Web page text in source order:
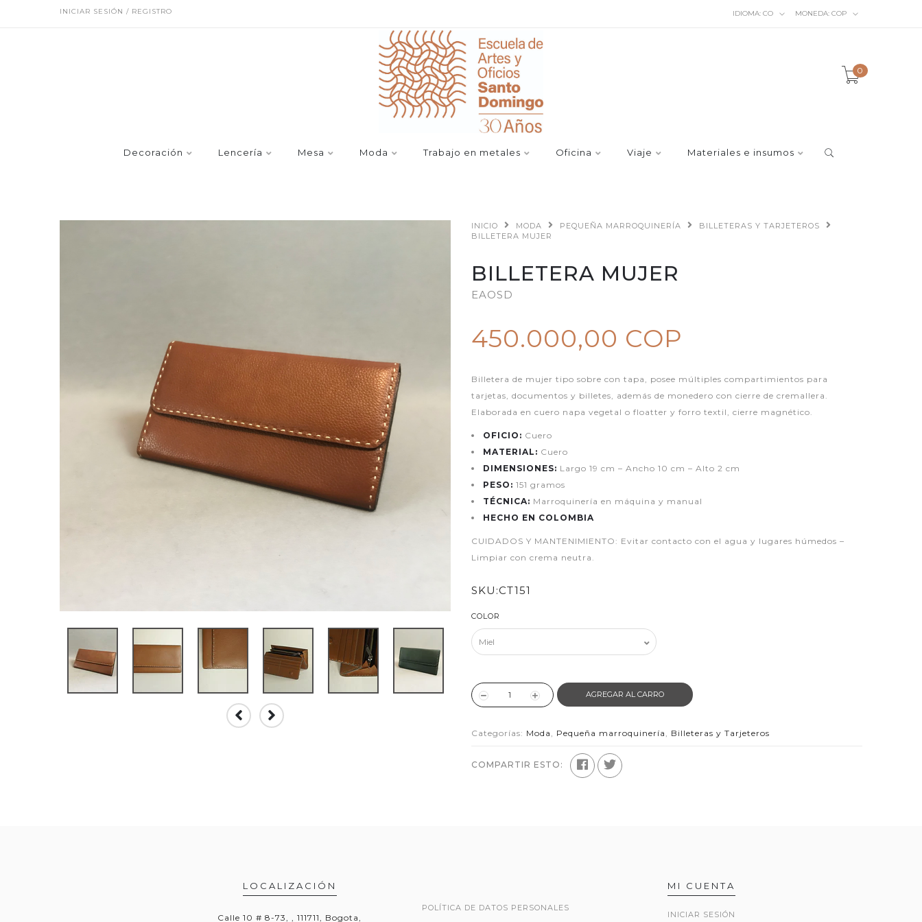
INICIAR SESIÓN / REGISTRO IDIOMA: CO MONEDA: COP
0
Decoración Lencería Mesa Moda Trabajo en metales Oficina Viaje Materiales e insumos
INICIO MODA PEQUEÑA MARROQUINERÍA
BILLETERAS Y TARJETEROS
BILLETERA MUJER
BILLETERA MUJER
EAOSD
450.000,00 COP
Billetera de mujer tipo sobre con tapa, posee múltiples compartimientos para
tarjetas, documentos y billetes, además de monedero con cierre de cremallera.
Elaborada en cuero napa vegetal o floatter y forro textil, cierre magnético.
OFICIO: Cuero
MATERIAL: Cuero
DIMENSIONES: Largo 19 cm – Ancho 10 cm – Alto 2 cm
PESO: 151 gramos
TÉCNICA: Marroquinería en máquina y manual
HECHO EN COLOMBIA
CUIDADOS Y MANTENIMIENTO: Evitar contacto con el agua y lugares húmedos –
Limpiar con crema neutra.
SKU:CT151
COLOR
AGREGAR AL CARRO
Categorías: Moda , Pequeña marroquinería , Billeteras y Tarjeteros
COMPARTIR ESTO:
LOCALIZACIÓN
Calle 10 # 8-73, , 111711, Bogota,
POLÍTICA DE DATOS PERSONALES
MI CUENTA
INICIAR SESIÓN